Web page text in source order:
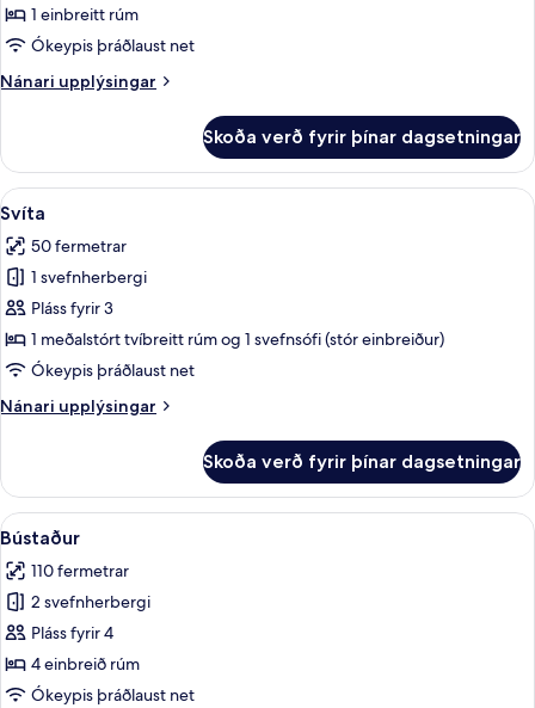
1 einbreitt rúm
Ókeypis þráðlaust net
Nánari upplýsingar
Nánari
Skoða verð fyrir þínar dagsetningar
Skoða
allar
myndir
fyrir
Svíta
Svíta | Skrifborð, myrkratjöld/-
8
Svíta
50 fermetrar
1 svefnherbergi
Pláss fyrir 3
1 meðalstórt tvíbreitt rúm og 1 svefnsófi (stór einbreiður)
Ókeypis þráðlaust net
Nánari upplýsingar
Nánari
Skoða verð fyrir þínar dagsetningar
Skoða
allar
myndir
fyrir
Bústaður
Bústaður | Skrifborð, myrkratjöld/-
11
Bústaður
110 fermetrar
2 svefnherbergi
Pláss fyrir 4
4 einbreið rúm
Ókeypis þráðlaust net